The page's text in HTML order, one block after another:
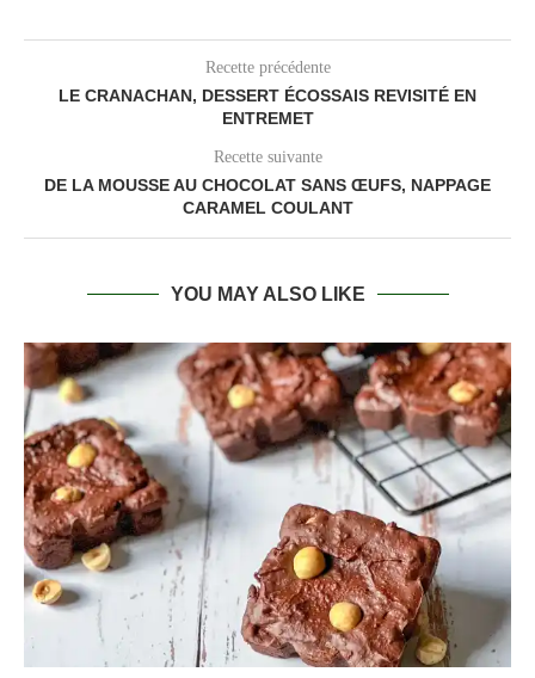
Recette précédente
LE CRANACHAN, DESSERT ÉCOSSAIS REVISITÉ EN
ENTREMET
Recette suivante
DE LA MOUSSE AU CHOCOLAT SANS ŒUFS, NAPPAGE
CARAMEL COULANT
YOU MAY ALSO LIKE